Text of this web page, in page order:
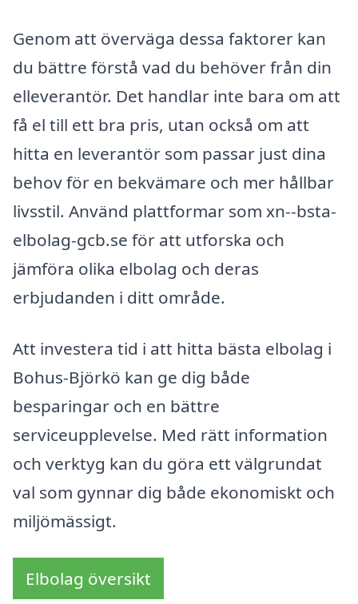
Genom att överväga dessa faktorer kan
du bättre förstå vad du behöver från din
elleverantör. Det handlar inte bara om att
få el till ett bra pris, utan också om att
hitta en leverantör som passar just dina
behov för en bekvämare och mer hållbar
livsstil. Använd plattformar som xn--bsta-
elbolag-gcb.se för att utforska och
jämföra olika elbolag och deras
erbjudanden i ditt område.
Att investera tid i att hitta bästa elbolag i
Bohus-Björkö kan ge dig både
besparingar och en bättre
serviceupplevelse. Med rätt information
och verktyg kan du göra ett välgrundat
val som gynnar dig både ekonomiskt och
miljömässigt.
Elbolag översikt